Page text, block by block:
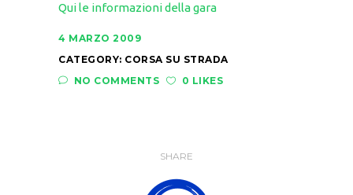
Qui le informazioni della gara
4 MARZO 2009
CATEGORY: CORSA SU STRADA
NO COMMENTS
0 LIKES
SHARE